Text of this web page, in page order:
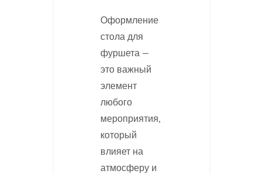
Оформление
стола для
фуршета —
это важный
элемент
любого
мероприятия,
который
влияет на
атмосферу и